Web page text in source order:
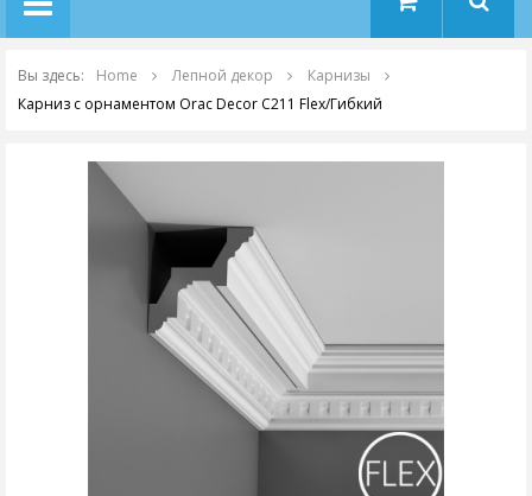
Вы здесь: Home Лепной декор
Карнизы
Карниз с орнаментом Orac Decor C211 Flex/Гибкий